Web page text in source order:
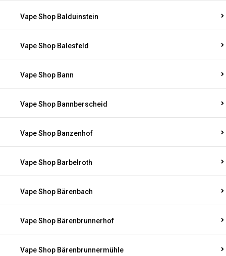
Vape Shop Balduinstein
Vape Shop Balesfeld
Vape Shop Bann
Vape Shop Bannberscheid
Vape Shop Banzenhof
Vape Shop Barbelroth
Vape Shop Bärenbach
Vape Shop Bärenbrunnerhof
Vape Shop Bärenbrunnermühle